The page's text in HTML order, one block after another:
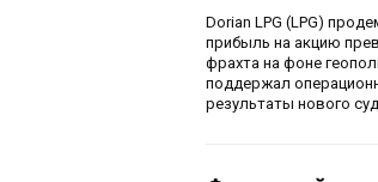
Dorian LPG (LPG)
прибыль на акцию
фрахта на фоне
поддержал
результаты нового